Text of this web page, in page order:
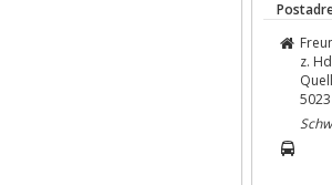
z.
5023